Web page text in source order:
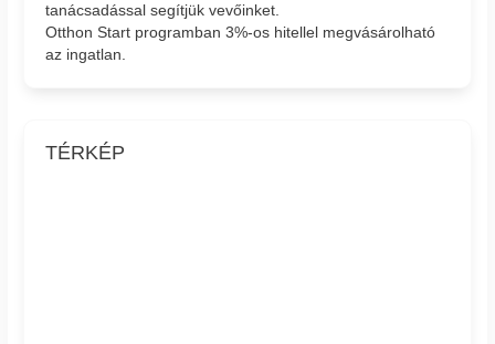
tanácsadással segítjük vevőinket.
Otthon Start programban 3%-os hitellel megvásárolható
az ingatlan.
TÉRKÉP